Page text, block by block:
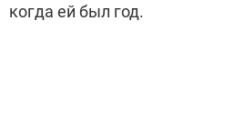
когда ей был год.